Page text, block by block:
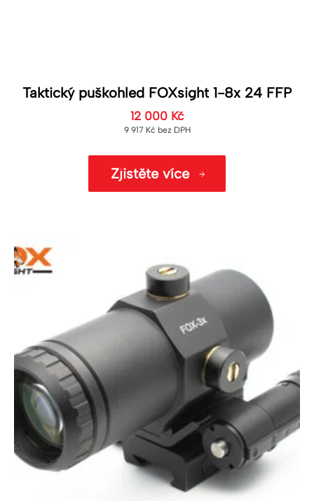
Taktický puškohled FOXsight 1-8x 24 FFP
12 000 Kč
9 917 Kč bez DPH
Zjistěte více